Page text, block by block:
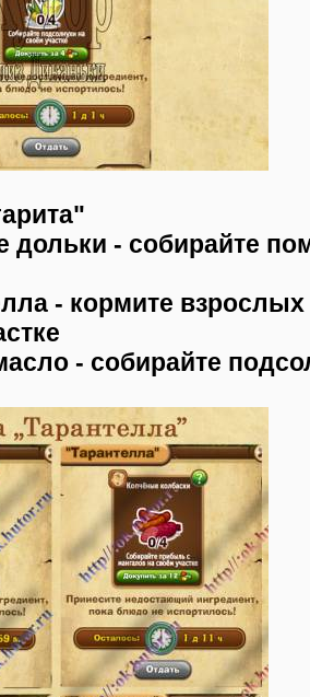
- собирайте
- кормите взрослых
- собирайте